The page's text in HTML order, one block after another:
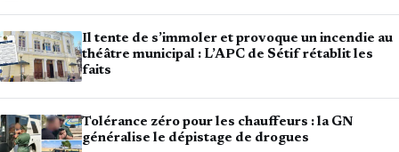
Il tente de s’immoler et provoque un incendie au
théâtre municipal : L’APC de Sétif rétablit les
faits
Tolérance zéro pour les chauffeurs : la GN
généralise le dépistage de drogues